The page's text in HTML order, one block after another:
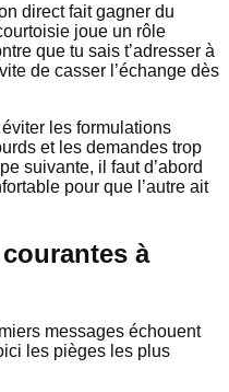
direct fait gagner du
joue un rôle
que tu sais t’adresser à
de casser l’échange dès
les formulations
et les demandes trop
suivante, il faut d’abord
pour que l’autre ait
à
messages échouent
les pièges les plus